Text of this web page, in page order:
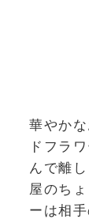
華やか
ドフラ
んで離
屋のち
ーは相